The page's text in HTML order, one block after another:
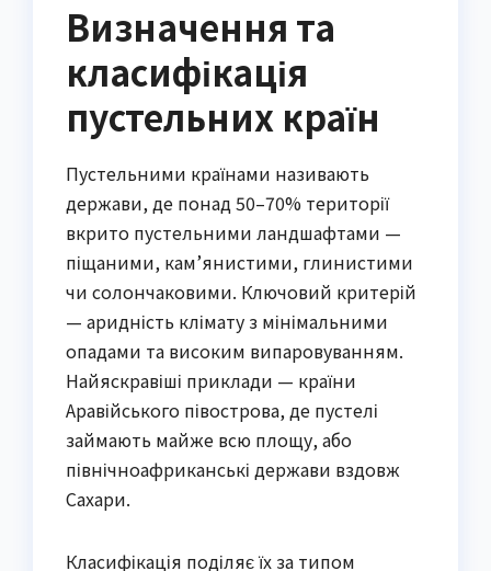
Визначення та
класифікація
пустельних країн
Пустельними країнами називають
держави, де понад 50–70% території
вкрито пустельними ландшафтами —
піщаними, кам’янистими, глинистими
чи солончаковими. Ключовий критерій
— аридність клімату з мінімальними
опадами та високим випаровуванням.
Найяскравіші приклади — країни
Аравійського півострова, де пустелі
займають майже всю площу, або
північноафриканські держави вздовж
Сахари.
Класифікація поділяє їх за типом